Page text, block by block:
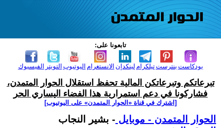
تابعونا على:
الفيسبوك التويتر اليوتيوب الانستغرام لينكدإن تيلكرامبنترست بودكاست
تبرعاتكم وتبرعاتكن المالية تحفظ استقلال الحوار المتمدن،
فشاركونا في دعم استمرارية هذا الفضاء اليساري الحر
[اشترك في قناة ‫«الحوار المتمدن» على اليوتيوب]
الحوار المتمدن - موبايل - بشير النجاب